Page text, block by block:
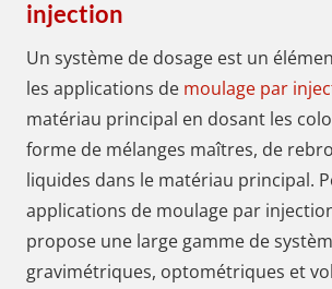
injection
Un système de dosage est un
les applications de moulage par
matériau principal en dosant les
forme de mélanges maîtres, de
liquides dans le matériau principal.
applications de moulage par
propose une large gamme de
gravimétriques, optométriques et